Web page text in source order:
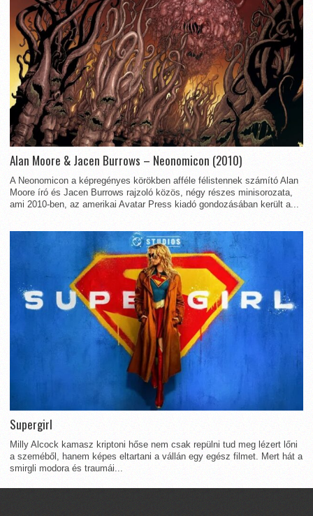
Alan Moore & Jacen Burrows – Neonomicon (2010)
A Neonomicon a képregényes körökben afféle félistennek számító Alan
Moore író és Jacen Burrows rajzoló közös, négy részes minisorozata,
ami 2010-ben, az amerikai Avatar Press kiadó gondozásában került a...
Supergirl
Milly Alcock kamasz kriptoni hőse nem csak repülni tud meg lézert lőni
a szeméből, hanem képes eltartani a vállán egy egész filmet. Mert hát a
smirgli modora és traumái...